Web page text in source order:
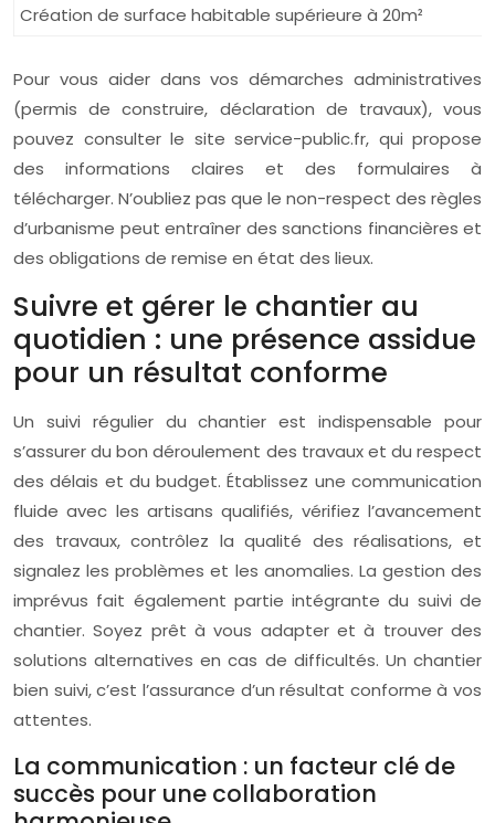
Création de surface habitable supérieure à 20m²
Pour vous aider dans vos démarches administratives
(permis de construire, déclaration de travaux), vous
pouvez consulter le site service-public.fr, qui propose
des informations claires et des formulaires à
télécharger. N’oubliez pas que le non-respect des règles
d’urbanisme peut entraîner des sanctions financières et
des obligations de remise en état des lieux.
Suivre et gérer le chantier au
quotidien : une présence assidue
pour un résultat conforme
Un suivi régulier du chantier est indispensable pour
s’assurer du bon déroulement des travaux et du respect
des délais et du budget. Établissez une communication
fluide avec les artisans qualifiés, vérifiez l’avancement
des travaux, contrôlez la qualité des réalisations, et
signalez les problèmes et les anomalies. La gestion des
imprévus fait également partie intégrante du suivi de
chantier. Soyez prêt à vous adapter et à trouver des
solutions alternatives en cas de difficultés. Un chantier
bien suivi, c’est l’assurance d’un résultat conforme à vos
attentes.
La communication : un facteur clé de
succès pour une collaboration